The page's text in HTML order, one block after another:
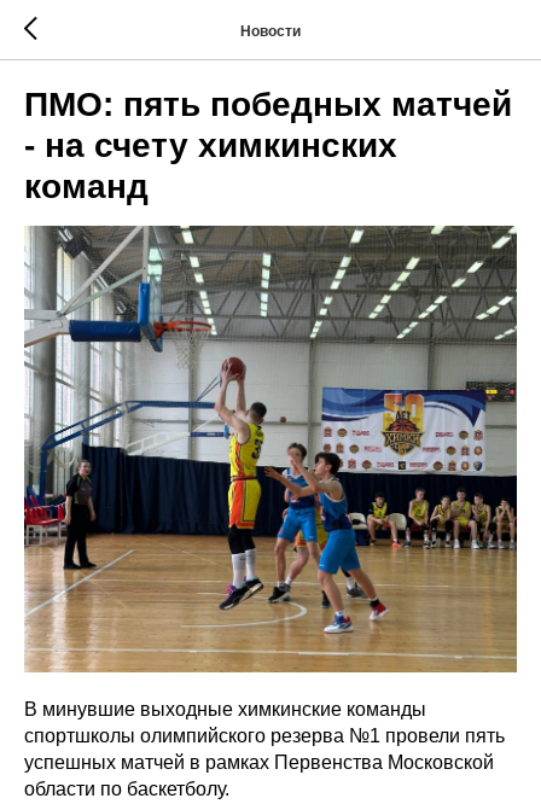
Новости
ПМО: пять победных матчей
- на счету химкинских
команд
В минувшие выходные химкинские команды
спортшколы олимпийского резерва №1 провели пять
успешных матчей в рамках Первенства Московской
области по баскетболу.